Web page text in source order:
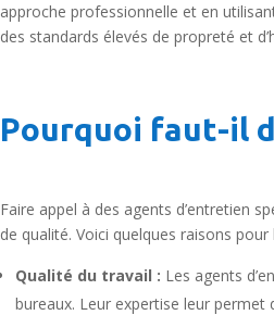
approche professionnelle et en
des standards élevés de propreté et
Pourquoi faut-il
Faire appel à des agents d’entretien
de qualité. Voici quelques raisons
Qualité du travail : Les agents
bureaux. Leur expertise leur permet